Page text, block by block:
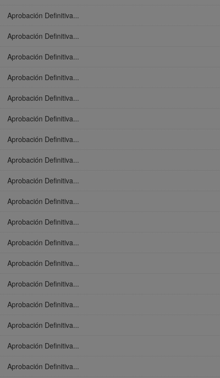
Aprobación Definitiva...
Aprobación Definitiva...
Aprobación Definitiva...
Aprobación Definitiva...
Aprobación Definitiva...
Aprobación Definitiva...
Aprobación Definitiva...
Aprobación Definitiva...
Aprobación Definitiva...
Aprobación Definitiva...
Aprobación Definitiva...
Aprobación Definitiva...
Aprobación Definitiva...
Aprobación Definitiva...
Aprobación Definitiva...
Aprobación Definitiva...
Aprobación Definitiva...
Aprobación Definitiva...